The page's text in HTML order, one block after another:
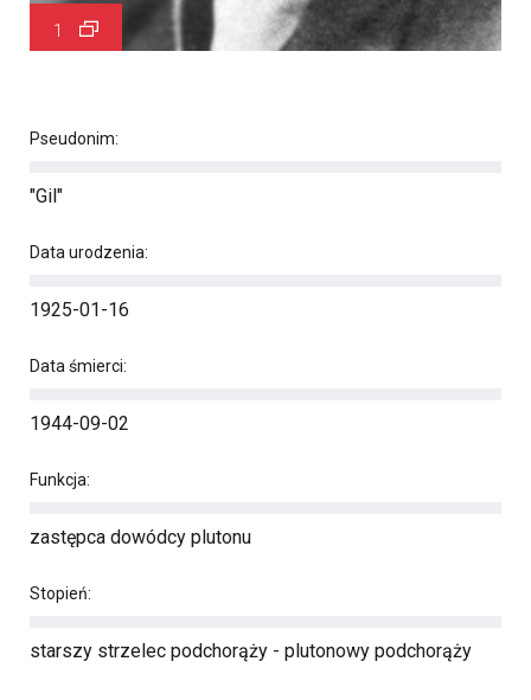
1
Pseudonim:
"Gil"
Data urodzenia:
1925-01-16
Data śmierci:
1944-09-02
Funkcja:
zastępca dowódcy plutonu
Stopień:
starszy strzelec podchorąży - plutonowy podchorąży